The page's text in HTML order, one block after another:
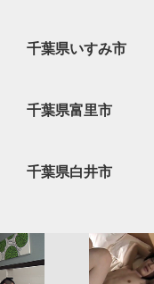
千葉県いすみ市
千葉県富里市
千葉県白井市